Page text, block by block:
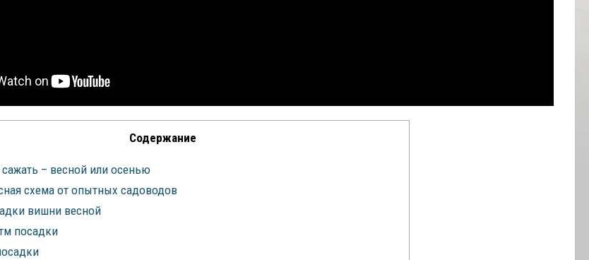
Содержание
– весной или осенью
схема от опытных садоводов
вишни весной
посадки